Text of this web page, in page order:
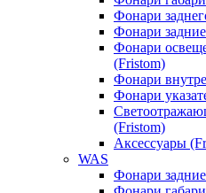
Фонари
Фонари
Фонари
(Fristom)
Фонари
Фонари
(Fristom)
Аксессуары
WAS
Фонари